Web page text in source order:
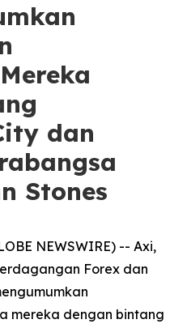
dan
Stones
NEWSWIRE) -- Axi,
Forex dan
mereka dengan bintang